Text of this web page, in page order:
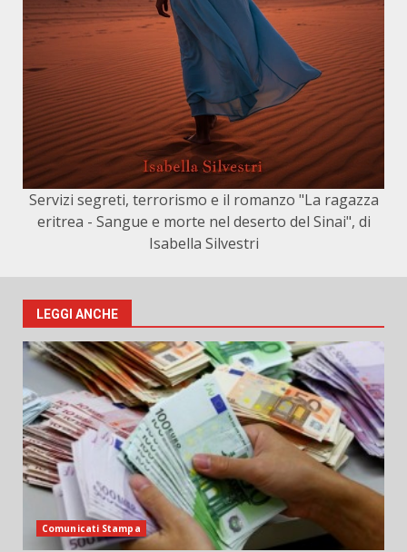
Servizi segreti, terrorismo e il romanzo "La ragazza
eritrea - Sangue e morte nel deserto del Sinai", di
Isabella Silvestri
LEGGI ANCHE
Comunicati Stampa